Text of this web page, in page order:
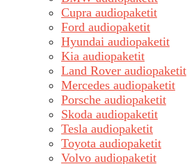
Cupra audiopaketit
Ford audiopaketit
Hyundai audiopaketit
Kia audiopaketit
Land Rover audiopaketit
Mercedes audiopaketit
Porsche audiopaketit
Skoda audiopaketit
Tesla audiopaketit
Toyota audiopaketit
Volvo audiopaketit